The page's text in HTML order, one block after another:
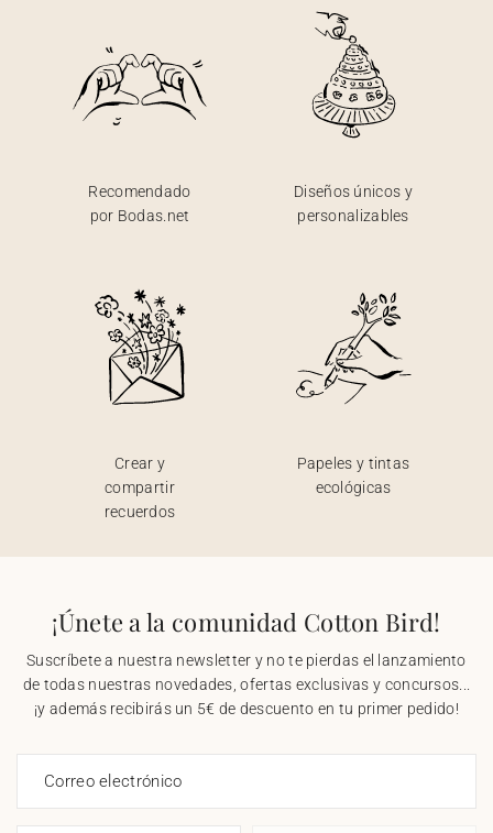
Recomendado
por Bodas.net
Diseños únicos y
personalizables
Crear y
compartir
recuerdos
Papeles y tintas
ecológicas
¡Únete a la comunidad Cotton Bird!
Suscríbete a nuestra newsletter y no te pierdas el lanzamiento
de todas nuestras novedades, ofertas exclusivas y concursos...
¡y además recibirás un 5€ de descuento en tu primer pedido!
Correo electrónico